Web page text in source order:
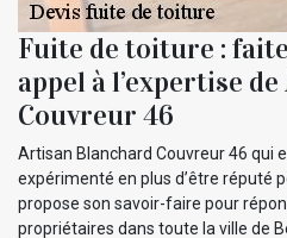
Fuite de toiture :
appel à l’expertise
Couvreur 46
Artisan Blanchard Couvreur 46 qui
expérimenté en plus d’être réputé
propose son savoir-faire pour
propriétaires dans toute la ville de